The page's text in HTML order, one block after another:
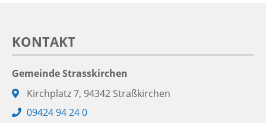
KONTAKT
Gemeinde Strasskirchen
Adresse:
Kirchplatz 7, 94342 Straßkirchen
Telefon:
09424 94 24 0